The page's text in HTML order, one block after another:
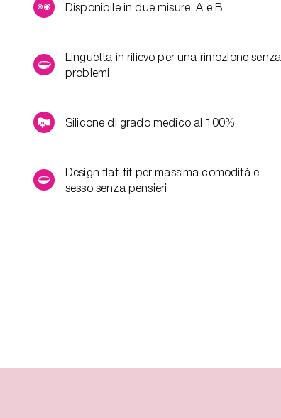
Disponibile in due misure, A e B
Linguetta in rilievo per una rimozione senza
problemi
Silicone di grado medico al 100%
Design flat-fit per massima comodità e
sesso senza pensieri